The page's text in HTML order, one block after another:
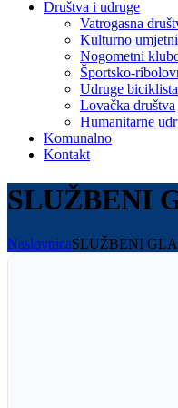
Društva i udruge
Vatrogasna
Kulturno
Nogometni
Športsko-
Udruge biciklista
Lovačka društva
Humanitarne
Komunalno
Kontakt
SLUŽBENI
NaslovnicaSLUŽBENI